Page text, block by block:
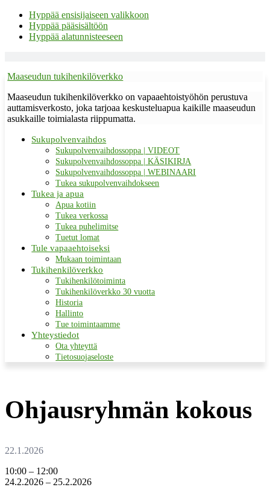
Hyppää ensisijaiseen valikkoon
Hyppää pääsisältöön
Hyppää alatunnisteeseen
Maaseudun tukihenkilöverkko
Maaseudun tukihenkilöverkko on vapaaehtoistyöhön perustuva
auttamisverkosto, joka tarjoaa keskusteluapua kaikille maaseudun
asukkaille toimialasta riippumatta.
Sukupolvenvaihdos
Sukupolvenvaihdossoppa | VIDEOT
Sukupolvenvaihdossoppa | KÄSIKIRJA
Sukupolvenvaihdossoppa | WEBINAARI
Tukea sukupolvenvaihdokseen
Tukea ja apua
Apua kotiin
Tukea verkossa
Tukea puhelimitse
Tuetut lomat
Tule vapaaehtoiseksi
Mukaan toimintaan
Tukihenkilöverkko
Tukihenkilötoiminta
Tukihenkilöverkko 30 vuotta
Historia
Hallinto
Tue toimintaamme
Yhteystiedot
Ota yhteyttä
Tietosuojaseloste
Ohjausryhmän kokous
Ohjausryhmän
kokous
10:00 – 12:00
24.2.2026 – 25.2.2026